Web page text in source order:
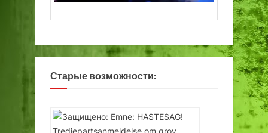
Старые возможности: